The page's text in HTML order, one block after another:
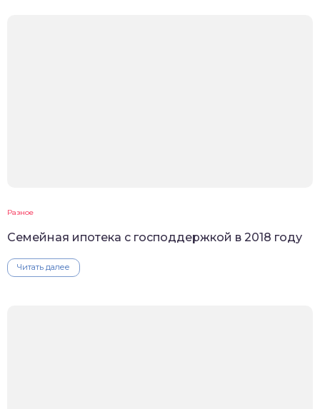
Разное
Семейная ипотека с господдержкой в 2018 году
Читать далее